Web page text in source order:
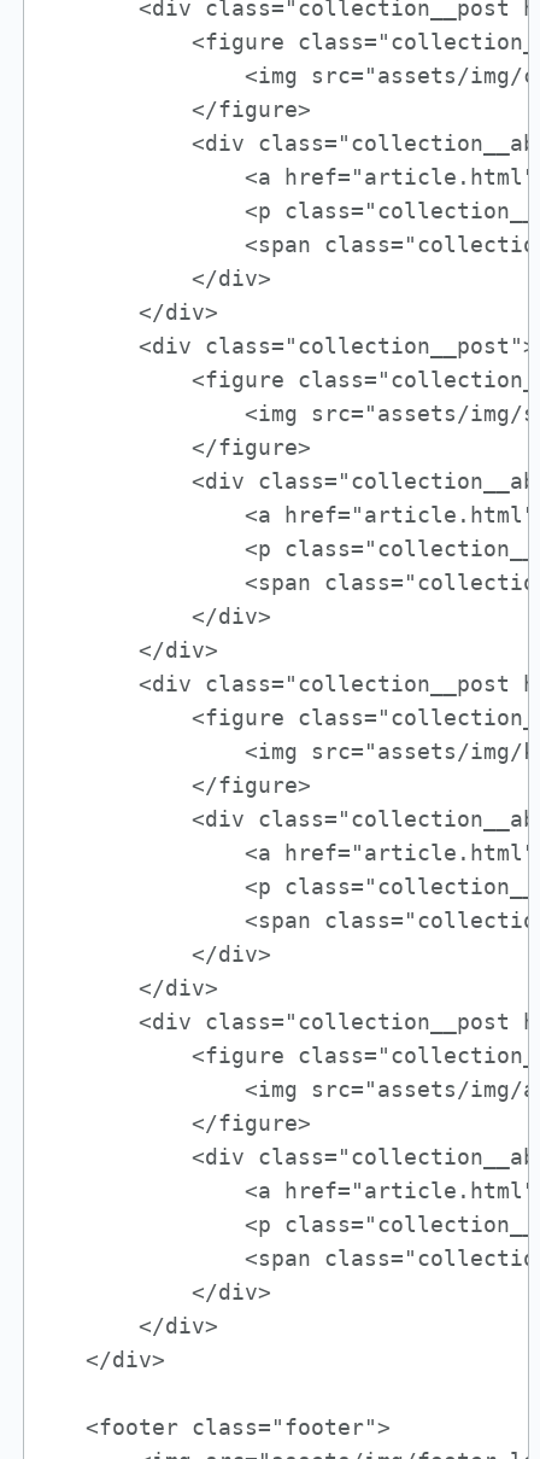
<div class="collection__post
<figure
<img src="assets/img/
           </figure>
<div
<a
<p
<span
           </div>
       </div>
       <div class="collection__post">
<figure
<img src="assets/img/
           </figure>
<div
<a
<p
<span
           </div>
       </div>
<div class="collection__post
<figure
<img src="assets/img/
           </figure>
<div
<a
<p
<span
           </div>
       </div>
<div class="collection__post
<figure
<img src="assets/img/
           </figure>
<div
<a
<p
<span
           </div>
       </div>
   </div>
   <footer class="footer">